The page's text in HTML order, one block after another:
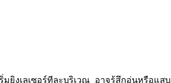
ยิงเลเซอร์ทีละบริเวณ อาจรู้สึกอุ่นหรือแสบ